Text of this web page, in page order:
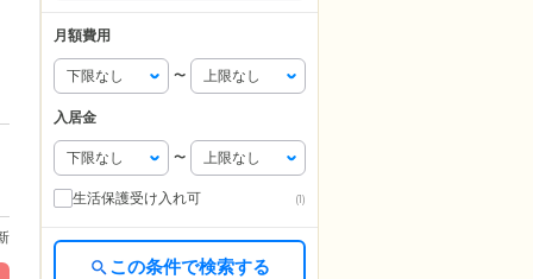
月額費用
〜
入居金
〜
生活保護受け入れ可 (1)
この条件で検索する